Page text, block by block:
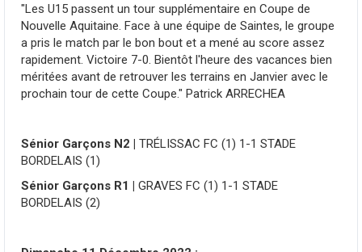
"Les U15 passent un tour supplémentaire en Coupe de
Nouvelle Aquitaine. Face à une équipe de Saintes, le groupe
a pris le match par le bon bout et a mené au score assez
rapidement. Victoire 7-0. Bientôt l'heure des vacances bien
méritées avant de retrouver les terrains en Janvier avec le
prochain tour de cette Coupe." Patrick ARRECHEA
Sénior Garçons N2 | TRÉLISSAC FC (1) 1-1 STADE
BORDELAIS (1)
Sénior Garçons R1 | GRAVES FC (1) 1-1 STADE
BORDELAIS (2)